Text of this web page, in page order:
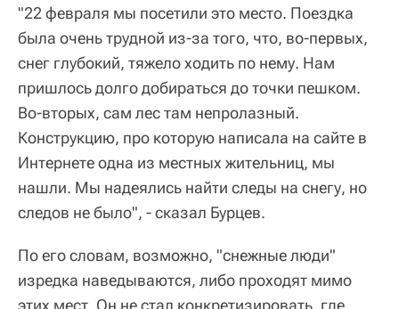
"22 февраля мы посетили это место. Поездка
была очень трудной из-за того, что, во-первых,
снег глубокий, тяжело ходить по нему. Нам
пришлось долго добираться до точки пешком.
Во-вторых, сам лес там непролазный.
Конструкцию, про которую написала на сайте в
Интернете одна из местных жительниц, мы
нашли. Мы надеялись найти следы на снегу, но
следов не было", - сказал Бурцев.
По его словам, возможно, "снежные люди"
изредка наведываются, либо проходят мимо
этих мест. Он не стал конкретизировать, где